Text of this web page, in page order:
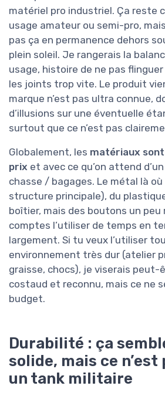
matériel pro industriel. Ça reste
usage amateur ou semi-pro,
pas ça en permanence dehors
plein soleil. Je rangerais la
usage, histoire de ne pas
les joints trop vite. Le produit
marque n’est pas ultra connue,
d’illusions sur une éventuelle
surtout que ce n’est pas
Globalement, les matériaux
prix et avec ce qu’on attend
chasse / bagages. Le métal là
structure principale), du
boîtier, mais des boutons un peu
comptes l’utiliser de temps en
largement. Si tu veux l’utiliser
environnement très dur (atelier
graisse, chocs), je viserais peut-
costaud et reconnu, mais ce ne
budget.
Durabilité : ça
solide, mais ce n’est
un tank militaire